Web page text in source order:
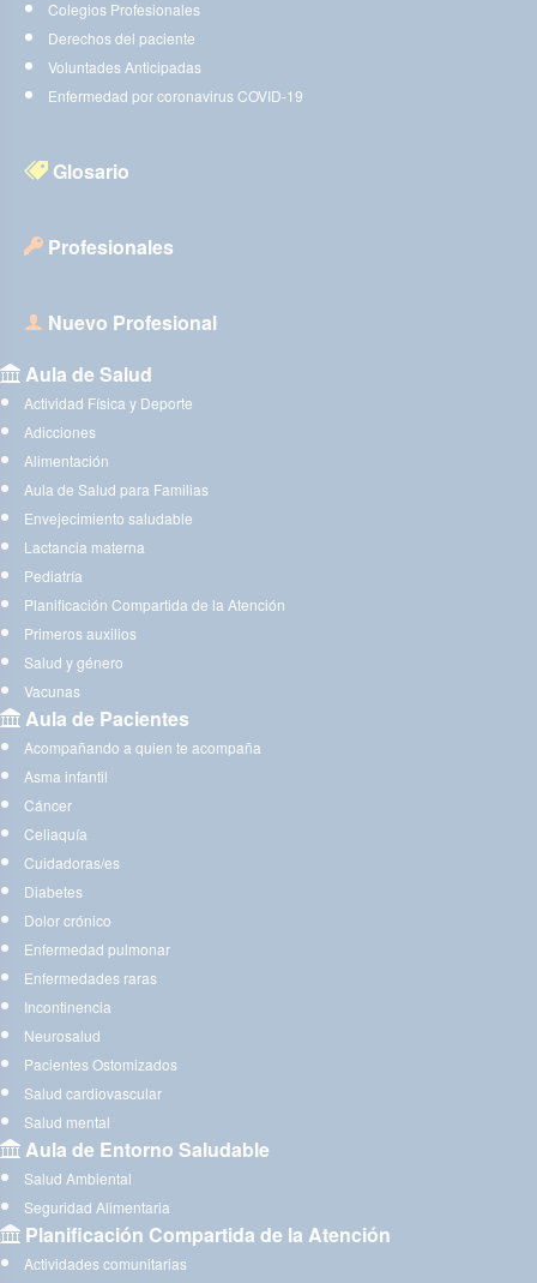
Colegios Profesionales
Derechos del paciente
Voluntades Anticipadas
Enfermedad por coronavirus COVID-19
Glosario
Profesionales
Nuevo Profesional
Aula de Salud
Actividad Física y Deporte
Adicciones
Alimentación
Aula de Salud para Familias
Envejecimiento saludable
Lactancia materna
Pediatría
Planificación Compartida de la Atención
Primeros auxilios
Salud y género
Vacunas
Aula de Pacientes
Acompañando a quien te acompaña
Asma infantil
Cáncer
Celiaquía
Cuidadoras/es
Diabetes
Dolor crónico
Enfermedad pulmonar
Enfermedades raras
Incontinencia
Neurosalud
Pacientes Ostomizados
Salud cardiovascular
Salud mental
Aula de Entorno Saludable
Salud Ambiental
Seguridad Alimentaria
Planificación Compartida de la Atención
Actividades comunitarias